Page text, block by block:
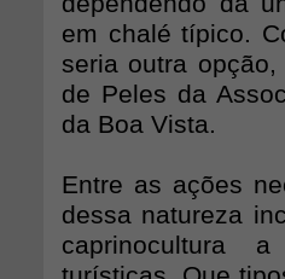
em chalé típico.
seria outra
de Peles da
da Boa Vista.
Entre as ações
dessa natureza
caprinocultura